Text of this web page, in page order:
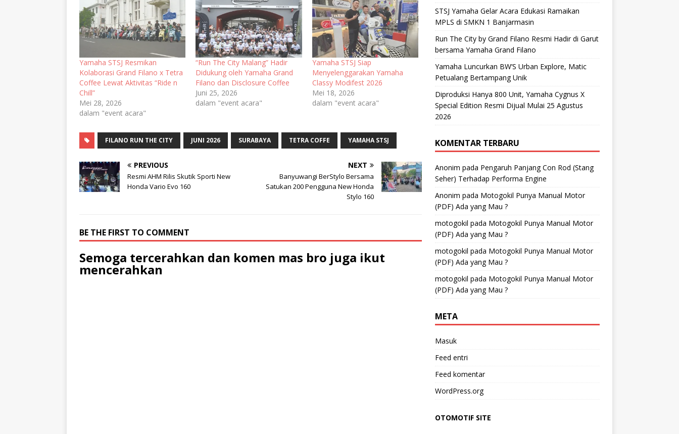
Yamaha STSJ Resmikan
Kolaborasi Grand Filano x Tetra
Coffee Lewat Aktivitas “Ride n
Chill”
Mei 28, 2026
dalam "event acara"
“Run The City Malang” Hadir
Didukung oleh Yamaha Grand
Filano dan Disclosure Coffee
Juni 25, 2026
dalam "event acara"
Yamaha STSJ Siap
Menyelenggarakan Yamaha
Classy Modifest 2026
Mei 18, 2026
dalam "event acara"
FILANO RUN THE CITY JUNI 2026 SURABAYA TETRA COFFE YAMAHA STSJ
PREVIOUS
Resmi AHM Rilis Skutik Sporti New
Honda Vario Evo 160
NEXT
Banyuwangi BerStylo Bersama
Satukan 200 Pengguna New Honda
Stylo 160
BE THE FIRST TO COMMENT
Semoga tercerahkan dan komen mas bro juga ikut
mencerahkan
STSJ Yamaha Gelar Acara Edukasi Ramaikan
MPLS di SMKN 1 Banjarmasin
Run The City by Grand Filano Resmi Hadir di Garut
bersama Yamaha Grand Filano
Yamaha Luncurkan BW’S Urban Explore, Matic
Petualang Bertampang Unik
Diproduksi Hanya 800 Unit, Yamaha Cygnus X
Special Edition Resmi Dijual Mulai 25 Agustus
2026
KOMENTAR TERBARU
Anonim pada Pengaruh Panjang Con Rod (Stang
Seher) Terhadap Performa Engine
Anonim pada Motogokil Punya Manual Motor
(PDF) Ada yang Mau ?
motogokil pada Motogokil Punya Manual Motor
(PDF) Ada yang Mau ?
motogokil pada Motogokil Punya Manual Motor
(PDF) Ada yang Mau ?
motogokil pada Motogokil Punya Manual Motor
(PDF) Ada yang Mau ?
META
Masuk
Feed entri
Feed komentar
WordPress.org
OTOMOTIF SITE